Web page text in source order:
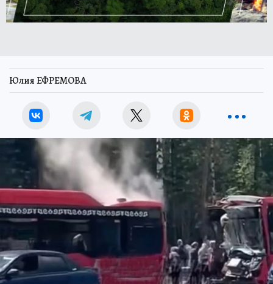
Юлия ЕФРЕМОВА